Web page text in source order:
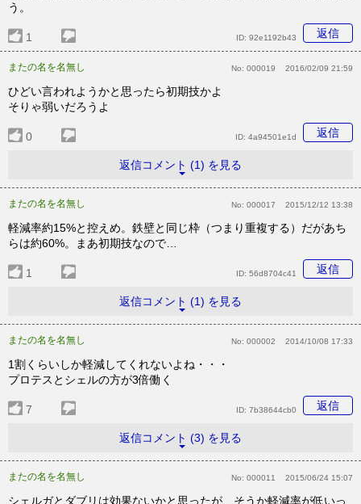
う。
1 返信
ID: 92e1192b43
またの名を名無し No: 000019 2016/02/09 21:59
ひどい言われようかと思ったら初期技かよ
そりゃ弱いだろうよ
0 返信
ID: 4a94501e1d
返信コメント (1) を見る
またの名を名無し No: 000017 2015/12/12 13:38
軽減率約15%と控えめ。鉄壁と同じ枠（つまり重複する）だがあち
らは約60%。まあ初期技なので…
1 返信
ID: 56d8704c41
返信コメント (1) を見る
またの名を名無し No: 000002 2014/10/08 17:33
1割くらいしか軽減してくれないよね・・・
プロテスとシェルの方が3倍働く
7 返信
ID: 7b38644cb0
返信コメント (3) を見る
またの名を名無し No: 000011 2015/06/24 15:07
シェルガとダブリは効果ないかと思ったが、そうか軽減率が低いっ